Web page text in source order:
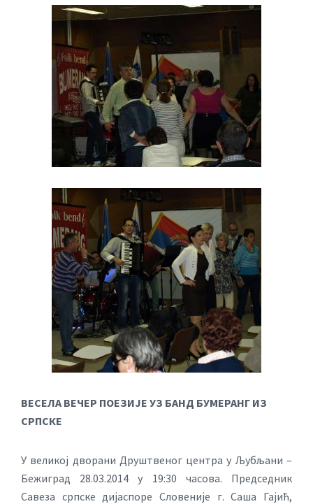
ВЕСЕЛА ВЕЧЕР ПОЕЗИЈЕ УЗ БАНД БУМЕРАНГ ИЗ
СРПСКЕ
У великој дворани Друштвеног центра у Љубљани –
Бежиград 28.03.2014 у 19:30 часова. Председник
Савеза српске дијаспоре Словеније г. Саша Гајић,